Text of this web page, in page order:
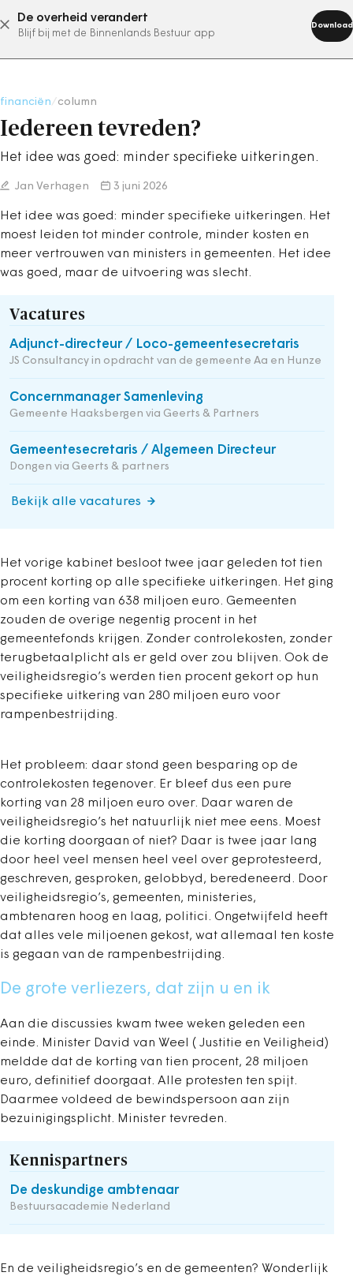
De overheid verandert
Blijf bij met de Binnenlands Bestuur app
Download
abonneer nu
financiën column
Iedereen tevreden?
Het idee was goed: minder specifieke uitkeringen.
Jan Verhagen 3 juni 2026
Het idee was goed: minder specifieke uitkeringen. Het
moest leiden tot minder controle, minder kosten en
meer vertrouwen van ministers in gemeenten. Het idee
was goed, maar de uitvoering was slecht.
Vacatures
Adjunct-directeur / Loco-gemeentesecretaris
JS Consultancy in opdracht van de gemeente Aa en Hunze
Concernmanager Samenleving
Gemeente Haaksbergen via Geerts & Partners
Gemeentesecretaris / Algemeen Directeur
Dongen via Geerts & partners
Bekijk alle vacatures
Het vorige kabinet besloot twee jaar geleden tot tien
procent korting op alle specifieke uitkeringen. Het ging
om een korting van 638 miljoen euro. Gemeenten
zouden de overige negentig procent in het
gemeentefonds krijgen. Zonder controlekosten, zonder
terugbetaalplicht als er geld over zou blijven. Ook de
veiligheidsregio’s werden tien procent gekort op hun
specifieke uitkering van 280 miljoen euro voor
rampenbestrijding.
Het probleem: daar stond geen besparing op de
controlekosten tegenover. Er bleef dus een pure
korting van 28 miljoen euro over. Daar waren de
veiligheidsregio’s het natuurlijk niet mee eens. Moest
die korting doorgaan of niet? Daar is twee jaar lang
door heel veel mensen heel veel over geprotesteerd,
geschreven, gesproken, gelobbyd, beredeneerd. Door
veiligheidsregio’s, gemeenten, ministeries,
ambtenaren hoog en laag, politici. Ongetwijfeld heeft
dat alles vele miljoenen gekost, wat allemaal ten koste
is gegaan van de rampenbestrijding.
De grote verliezers, dat zijn u en ik
Aan die discussies kwam twee weken geleden een
einde. Minister David van Weel ( Justitie en Veiligheid)
meldde dat de korting van tien procent, 28 miljoen
euro, definitief doorgaat. Alle protesten ten spijt.
Daarmee voldeed de bewindspersoon aan zijn
bezuinigingsplicht. Minister tevreden.
Kennispartners
De deskundige ambtenaar
Bestuursacademie Nederland
En de veiligheidsregio’s en de gemeenten? Wonderlijk